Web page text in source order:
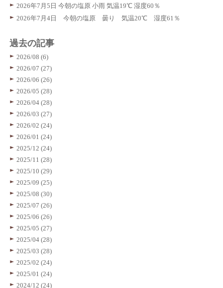
2026年7月5日 今朝の塩原 小雨 気温19℃ 湿度60％
2026年7月4日 今朝の塩原 曇り 気温20℃ 湿度61％
過去の記事
2026/08 (6)
2026/07 (27)
2026/06 (26)
2026/05 (28)
2026/04 (28)
2026/03 (27)
2026/02 (24)
2026/01 (24)
2025/12 (24)
2025/11 (28)
2025/10 (29)
2025/09 (25)
2025/08 (30)
2025/07 (26)
2025/06 (26)
2025/05 (27)
2025/04 (28)
2025/03 (28)
2025/02 (24)
2025/01 (24)
2024/12 (24)